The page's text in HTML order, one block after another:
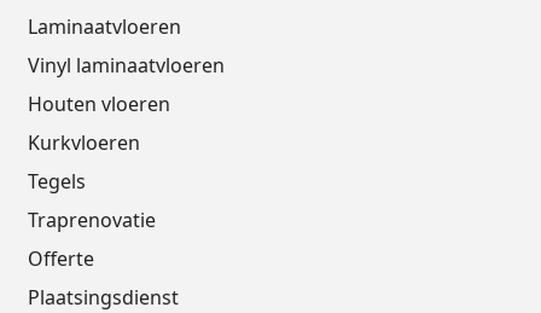
Laminaatvloeren
Vinyl laminaatvloeren
Houten vloeren
Kurkvloeren
Tegels
Traprenovatie
Offerte
Plaatsingsdienst